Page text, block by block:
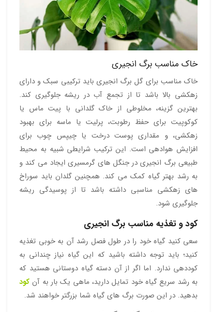
خاک مناسب برگ انجیری
خاک مناسب برای گل برگ انجیری باید ترکیبی سبک و دارای
زهکشی بالا باشد تا از تجمع آب در ریشه جلوگیری کند.
بهترین گزینه، مخلوطی از خاک گلدانی با پیت ماس یا
کوکوپیت برای حفظ رطوبت، پرلیت یا ماسه برای بهبود
زهکشی، و مقداری پوست درخت یا چیپس چوب برای
افزایش هوادهی است. این ترکیب شرایطی شبیه به محیط
طبیعی برگ انجیری در جنگل‌ های گرمسیری ایجاد می‌ کند و
به رشد بهتر گیاه کمک می‌ کند. همچنین گلدان باید سوراخ‌
های زهکشی مناسبی داشته باشد تا از پوسیدگی ریشه
جلوگیری شود.
کود و تغذیه مناسب برگ انجیری
سعی کنید گیاه خود را در طول فصل رشد آن به خوبی تغذیه
کنید؛ باید توجه داشته باشید که این گیاه نیاز چندانی به
کوددهی ندارد. اما اگر از آن دسته گیاه دوستانی هستید که
به رشد سریع گیاه خود تمایل دارید، ماهی یک بار به آن کود
بدهید. در این صورت برگ های گیاه شما بزرگتر خواهند شد.